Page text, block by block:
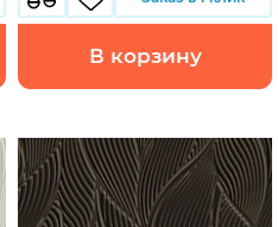
В корзину